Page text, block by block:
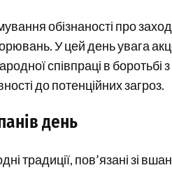
обізнаності про
У цей день увага
співпраці в боротьбі
до потенційних загроз.
день
традиції, пов’язані зі